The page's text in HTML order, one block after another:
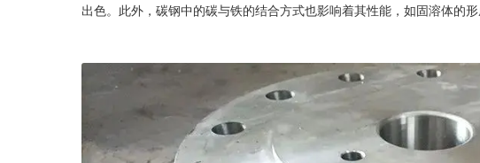
出色。此外，碳钢中的碳与铁的结合方式也影响着其性能，如固溶体的